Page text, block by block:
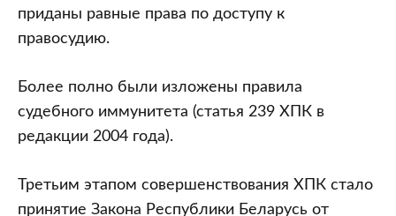
приданы равные права по доступу к
правосудию.
Более полно были изложены правила
судебного иммунитета (статья 239 ХПК в
редакции 2004 года).
Третьим этапом совершенствования ХПК стало
принятие Закона Республики Беларусь от